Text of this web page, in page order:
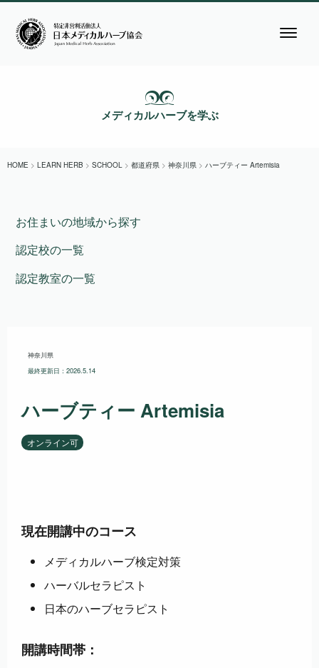
メディカルハーブを学ぶ
HOME > LEARN HERB > SCHOOL > 都道府県 > 神奈川県 > ハーブティー Artemisia
お住まいの地域から探す
認定校の一覧
認定教室の一覧
神奈川県
最終更新日：2026.5.14
ハーブティー Artemisia
オンライン可
現在開講中のコース
メディカルハーブ検定対策
ハーバルセラピスト
日本のハーブセラピスト
開講時間帯：